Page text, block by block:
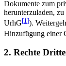
Dokumente zum
herunterzuladen,
UrhG[1]).
Hinzufügung einer
2. Rechte